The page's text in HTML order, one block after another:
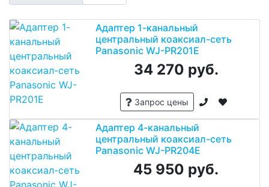
Адаптер 1-канальный
центральный коаксиал-сеть
Panasonic WJ-PR201E
34 270 руб.
Запрос цены
Адаптер 4-канальный
центральный коаксиал-сеть
Panasonic WJ-PR204E
45 950 руб.